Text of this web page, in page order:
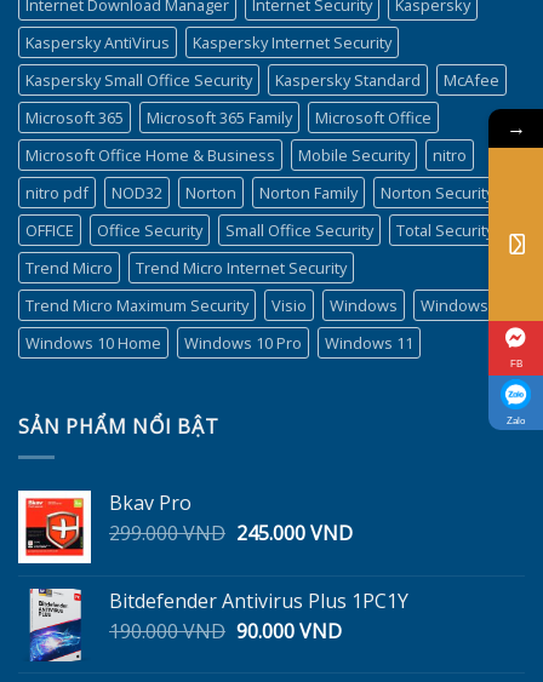
Internet Download Manager Internet Security
Kaspersky
Kaspersky AntiVirus
Kaspersky Internet Security
Kaspersky Small Office Security
Kaspersky Standard
McAfee
Microsoft 365
Microsoft 365 Family
Microsoft Office
Microsoft Office Home & Business
Mobile Security
nitro
nitro pdf
NOD32 Norton Norton Family
Norton Security
OFFICE
Office Security Small Office Security
Total Security
Trend Micro
Trend Micro Internet Security
Trend Micro Maximum Security
Visio Windows
Windows 10
Windows 10 Home
Windows 10 Pro Windows 11
SẢN PHẨM NỔI BẬT
Bkav Pro
299.000VND Giá
299.000 VND.
245.000VNDGiá
là:
Bitdefender Antivirus Plus 1PC1Y
190.000VND Giá
90.000VNDGiá
→
FB
Zalo